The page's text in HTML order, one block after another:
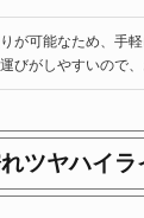
りが可能なため、手
運びがしやすいので
ツヤハイ